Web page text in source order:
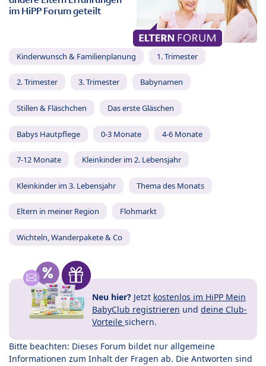
im HiPP Forum geteilt
Kinderwunsch & Familienplanung 1. Trimester
2. Trimester 3. Trimester Babynamen
Stillen & Fläschchen Das erste Gläschen
Babys Hautpflege 0-3 Monate 4-6 Monate
7-12 Monate Kleinkinder im 2. Lebensjahr
Kleinkinder im 3. Lebensjahr Thema des Monats
Eltern in meiner Region Flohmarkt
Wichteln, Wanderpakete & Co
Neu hier? Jetzt kostenlos im HiPP Mein
BabyClub registrieren und deine Club-
Vorteile sichern.
Bitte beachten: Dieses Forum bildet nur allgemeine
Informationen zum Inhalt der Fragen ab. Die Antworten sind